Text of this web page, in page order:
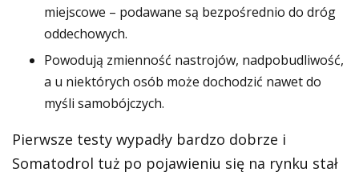
miejscowe – podawane są bezpośrednio do dróg
oddechowych.
Powodują zmienność nastrojów, nadpobudliwość,
a u niektórych osób może dochodzić nawet do
myśli samobójczych.
Pierwsze testy wypadły bardzo dobrze i
Somatodrol tuż po pojawieniu się na rynku stał